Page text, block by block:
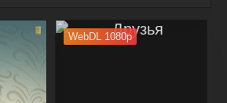
WebDL 1080p